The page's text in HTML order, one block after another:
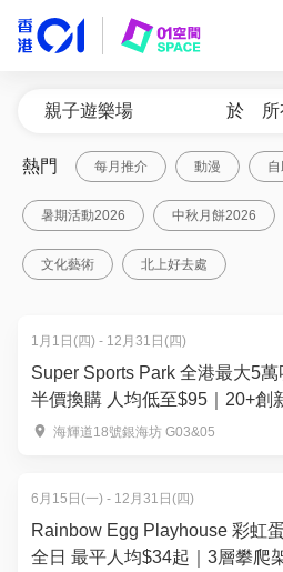
於
熱門 每月推介 動漫
暑期活動2026 中秋月餅2026
文化藝術 北上好去處
1月1日(四) - 12月31日(四)
Super Sports Park 全港最大5
半價換購 人均低至$95｜20+創
海輝道18號銀海坊 G03&05
6月15日(一) - 12月31日(四)
Rainbow Egg Playhouse 彩虹
全日 最平人均$34起｜3層攀爬